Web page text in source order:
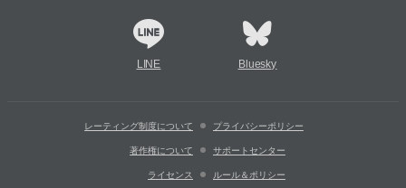
LINE Bluesky
レーティング制度について プライバシーポリシー
著作権について サポートセンター
ライセンス ルール＆ポリシー